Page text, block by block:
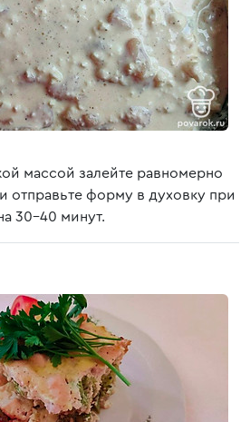
массой залейте равномерно
отправьте форму в духовку при
30-40 минут.